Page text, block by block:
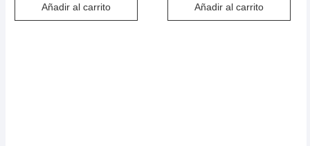
Añadir al carrito Añadir al carrito